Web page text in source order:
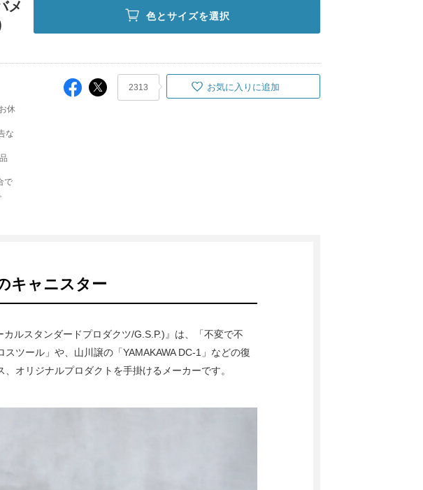
メ
色とサイズを選択
休
な
で
2313 お気に入りに追加
キャニスター
カルスタンダードプロダクツ/G.S.P.)』は、「不変で不
ツール」や、山川譲の「YAMAKAWA DC-1」などの復
オリジナルプロダクトを手掛けるメーカーです。